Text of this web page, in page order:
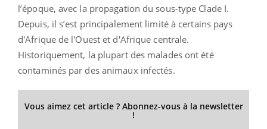
l’époque, avec la propagation du sous-type Clade I.
Depuis, il s’est principalement limité à certains pays
d'Afrique de l'Ouest et d'Afrique centrale.
Historiquement, la plupart des malades ont été
contaminés par des animaux infectés.
Vous aimez cet article ? Abonnez-vous à la newsletter
!